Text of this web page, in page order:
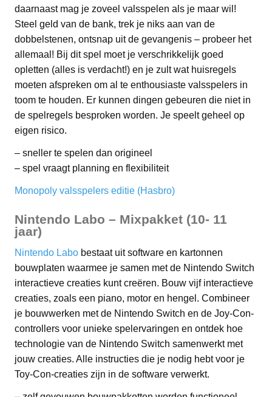
daarnaast mag je zoveel valsspelen als je maar wil!
Steel geld van de bank, trek je niks aan van de
dobbelstenen, ontsnap uit de gevangenis – probeer het
allemaal! Bij dit spel moet je verschrikkelijk goed
opletten (alles is verdacht!) en je zult wat huisregels
moeten afspreken om al te enthousiaste valsspelers in
toom te houden. Er kunnen dingen gebeuren die niet in
de spelregels besproken worden. Je speelt geheel op
eigen risico.
– sneller te spelen dan origineel
– spel vraagt planning en flexibiliteit
Monopoly valsspelers editie (Hasbro)
Nintendo Labo – Mixpakket (10- 11
jaar)
Nintendo Labo bestaat uit software en kartonnen
bouwplaten waarmee je samen met de Nintendo Switch
interactieve creaties kunt creëren. Bouw vijf interactieve
creaties, zoals een piano, motor en hengel. Combineer
je bouwwerken met de Nintendo Switch en de Joy-Con-
controllers voor unieke spelervaringen en ontdek hoe
technologie van de Nintendo Switch samenwerkt met
jouw creaties. Alle instructies die je nodig hebt voor je
Toy-Con-creaties zijn in de software verwerkt.